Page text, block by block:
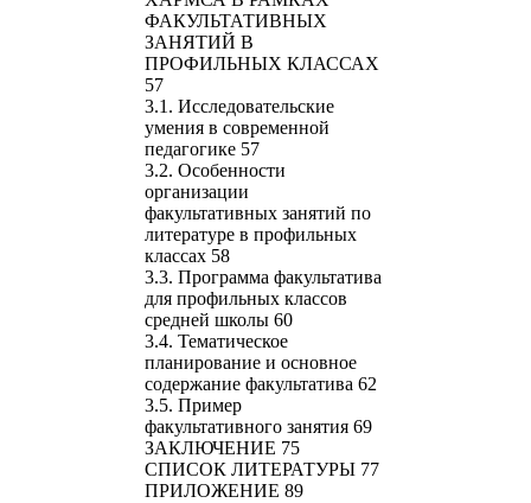
ФАКУЛЬТАТИВНЫХ
ЗАНЯТИЙ В
ПРОФИЛЬНЫХ КЛАССАХ
57
3.1. Исследовательские
умения в современной
педагогике 57
3.2. Особенности
организации
факультативных занятий по
литературе в профильных
классах 58
3.3. Программа факультатива
для профильных классов
средней школы 60
3.4. Тематическое
планирование и основное
содержание факультатива 62
3.5. Пример
факультативного занятия 69
ЗАКЛЮЧЕНИЕ 75
СПИСОК ЛИТЕРАТУРЫ 77
ПРИЛОЖЕНИЕ 89